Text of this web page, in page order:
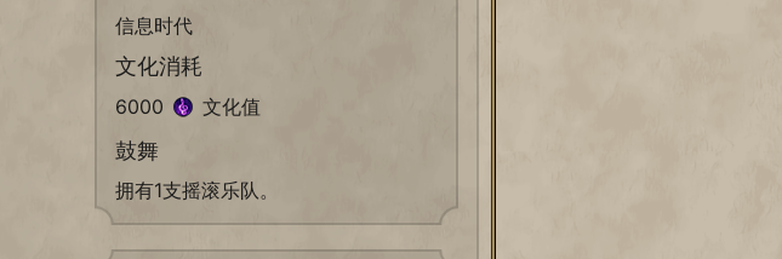
信息时代
文化消耗
6000 文化值
鼓舞
拥有1支摇滚乐队。